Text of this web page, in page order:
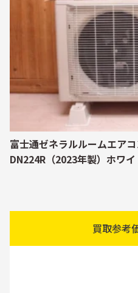
富士通ゼネラルルームエア
DN224R（2023年製）ホワイ
買取参考